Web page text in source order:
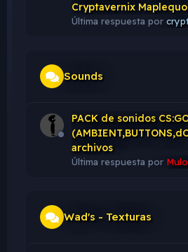
Cryptavernix
Última respuesta por
Sounds
PACK de sonidos
archivos
Última respuesta por
Wad's - Texturas